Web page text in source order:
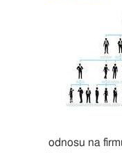
odnosu na